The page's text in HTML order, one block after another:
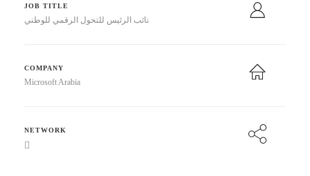
JOB TITLE
نائب الرئيس للتحول الرقمي للوطني
COMPANY
Microsoft Arabia
NETWORK